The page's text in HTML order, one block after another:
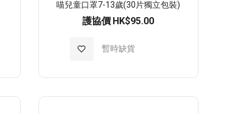
喵兒童口罩7-13歲(30片獨立包裝)
護協價 HK$95.00
暫時缺貨
加
至